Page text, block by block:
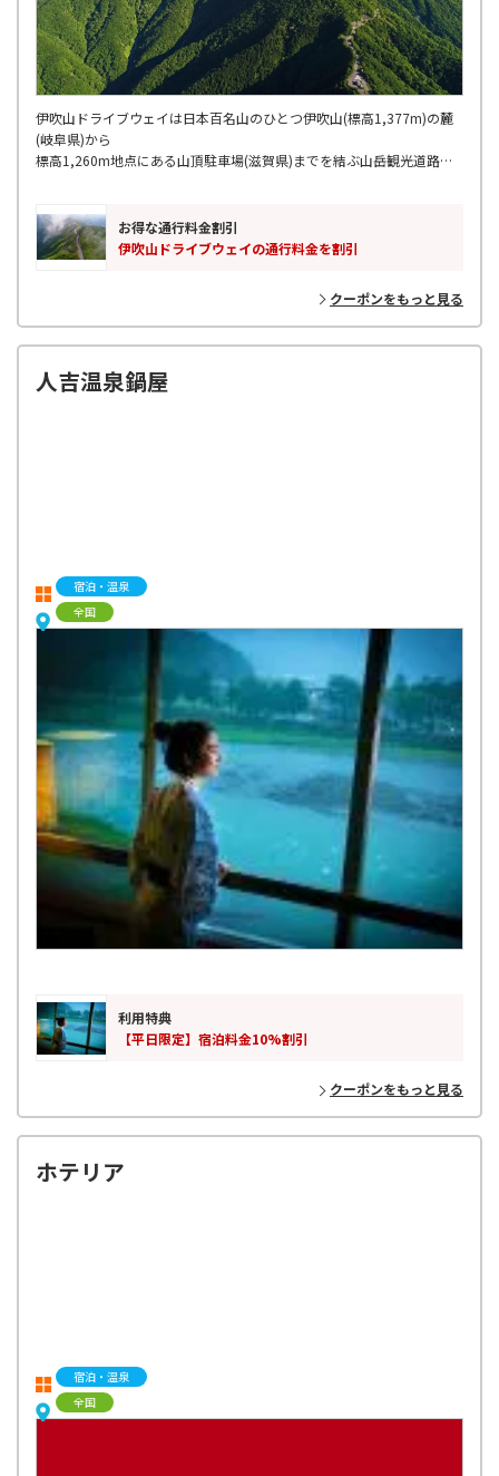
伊吹山ドライブウェイは日本百名山のひとつ伊吹山(標高1,377m)の麓
(岐阜県)から
標高1,260m地点にある山頂駐車場(滋賀県)までを結ぶ山岳観光道路で
フェとショッピングが楽しめます。
お得な通行料金割引
伊吹山ドライブウェイの通行料金を割引
クーポンをもっと見る
人吉温泉鍋屋
宿泊・温泉
全国
利用特典
【平日限定】宿泊料金10%割引
クーポンをもっと見る
ホテリア
宿泊・温泉
全国